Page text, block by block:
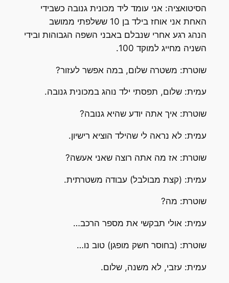
הסיטואציה: אני עומד ליד מכונית גנובה כשבידי
האחת אני אוחז בילד בן 10 ששלפתי ממושב
הנהג רגע אחרי שנבלם באבני השפה הגבוהות ובידי
השניה מחייג למוקד 100.
שוטרת: משטרה שלום, במה אפשר לעזור?
עמית: שלום, תפסתי ילד נוהג במכונית גנובה.
שוטרת: איך אתה יודע שהיא גנובה?
עמית: לא נראה לי שהילד הוציא רישיון.
שוטרת: אז מה אתה רוצה שאני אעשה?
עמית: (קצת מבולבל) עבודה משטרתית.
שוטרת: מה?
עמית: אולי תבקשי את מספר הרכב…
שוטרת: (בחוסר חשק מופגן) טוב נו…
עמית: עזבי, לא משנה, שלום.